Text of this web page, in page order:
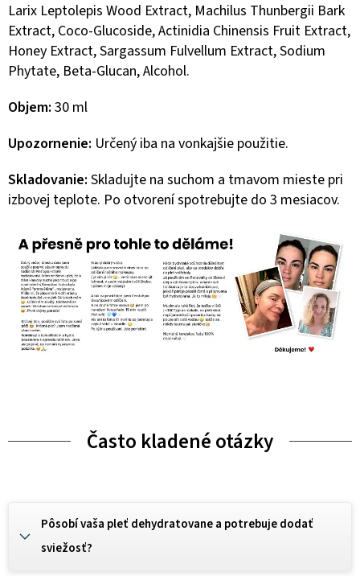
Larix Leptolepis Wood Extract, Machilus Thunbergii Bark
Extract, Coco-Glucoside, Actinidia Chinensis Fruit Extract,
Honey Extract, Sargassum Fulvellum Extract, Sodium
Phytate, Beta-Glucan, Alcohol.
Objem: 30 ml
Upozornenie: Určený iba na vonkajšie použitie.
Skladovanie: Skladujte na suchom a tmavom mieste pri
izbovej teplote. Po otvorení spotrebujte do 3 mesiacov.
Často kladené otázky
Pôsobí vaša pleť dehydratovane a potrebuje dodať
sviežosť?